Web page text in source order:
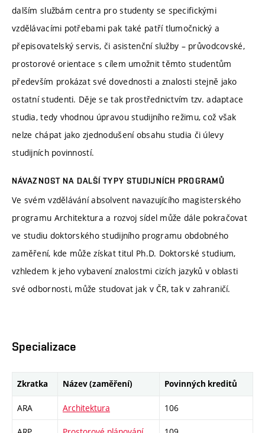
dalším službám centra pro studenty se specifickými
vzdělávacími potřebami pak také patří tlumočnický a
přepisovatelský servis, či asistenční služby – průvodcovské,
prostorové orientace s cílem umožnit těmto studentům
především prokázat své dovednosti a znalosti stejně jako
ostatní studenti. Děje se tak prostřednictvím tzv. adaptace
studia, tedy vhodnou úpravou studijního režimu, což však
nelze chápat jako zjednodušení obsahu studia či úlevy
studijních povinností.
NÁVAZNOST NA DALŠÍ TYPY STUDIJNÍCH PROGRAMŮ
Ve svém vzdělávání absolvent navazujícího magisterského
programu Architektura a rozvoj sídel může dále pokračovat
ve studiu doktorského studijního programu obdobného
zaměření, kde může získat titul Ph.D. Doktorské studium,
vzhledem k jeho vybavení znalostmi cizích jazyků v oblasti
své odbornosti, může studovat jak v ČR, tak v zahraničí.
Specializace
Zkratka Název (zaměření) Povinných kreditů
ARA Architektura 106